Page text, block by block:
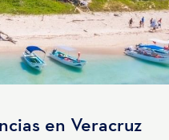
en Veracruz